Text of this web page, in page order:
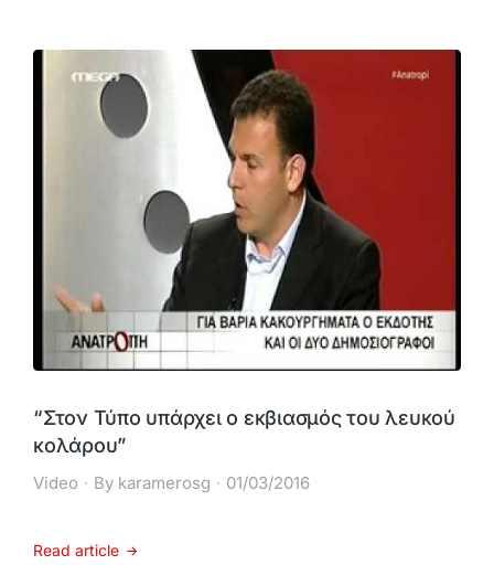
“Στον Τύπο υπάρχει ο εκβιασμός του λευκού
κολάρου”
Video By karamerosg 01/03/2016
Read article